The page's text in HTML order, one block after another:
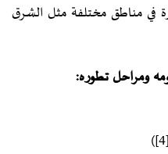
في مناطق مختلفة مثل الشرق
ومراحل تطوره:
[4]
)